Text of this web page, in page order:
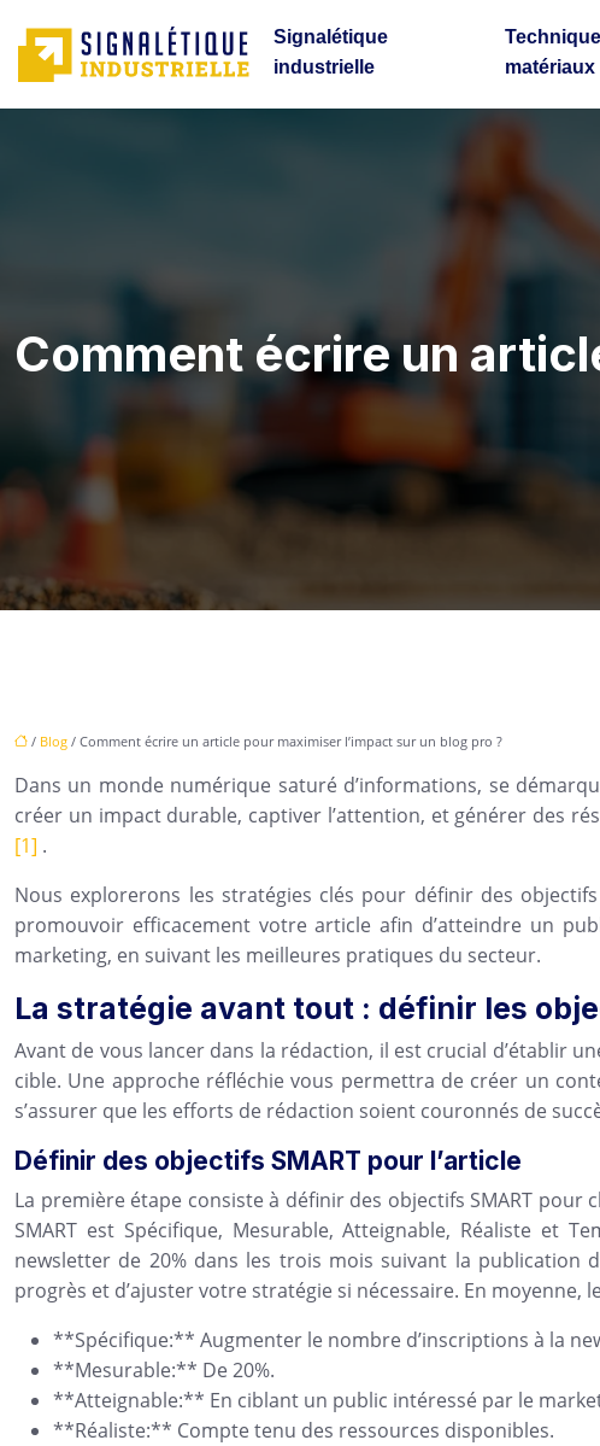
Signalétique
industrielle
matériaux
Comment écrire un
/ Blog / Comment écrire un article pour maximiser l’impact sur un blog pro ?
Dans un monde numérique saturé d’informations, se
créer un impact durable, captiver l’attention, et générer des
[1] .
Nous explorerons les stratégies clés pour définir des
promouvoir efficacement votre article afin d’atteindre un
marketing, en suivant les meilleures pratiques du secteur.
La stratégie avant tout : définir les
Avant de vous lancer dans la rédaction, il est crucial d’établir
cible. Une approche réfléchie vous permettra de créer un
s’assurer que les efforts de rédaction soient couronnés de
Définir des objectifs SMART pour l’article
La première étape consiste à définir des objectifs SMART
SMART est Spécifique, Mesurable, Atteignable, Réaliste et
newsletter de 20% dans les trois mois suivant la publication
progrès et d’ajuster votre stratégie si nécessaire. En
**Spécifique:** Augmenter le nombre d’inscriptions à la
**Mesurable:** De 20%.
**Atteignable:** En ciblant un public intéressé par le
**Réaliste:** Compte tenu des ressources disponibles.